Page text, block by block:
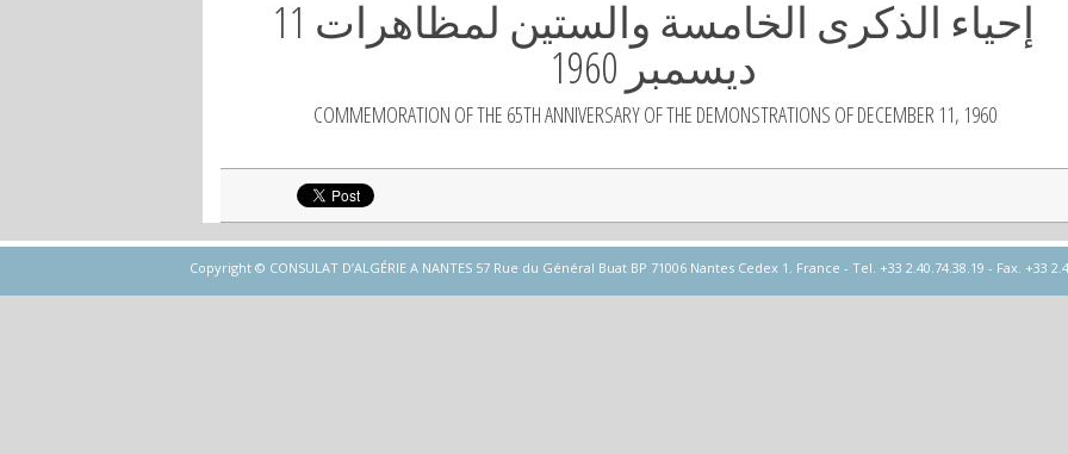
إحياء الذكرى الخامسة والستين لمظاهرات 11
ديسمبر 1960
COMMEMORATION OF THE 65TH ANNIVERSARY OF THE DEMONSTRATIONS OF DECEMBER 11, 1960
Copyright © CONSULAT D’ALGÉRIE A NANTES 57 Rue du Général Buat BP 71006 Nantes Cedex 1. France - Tel. +33 2.40.74.38.19 - Fax.